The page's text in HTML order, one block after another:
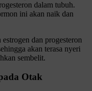
dalam tubuh.
ini akan naik dan
dan progesteron
akan terasa nyeri
sembelit.
Otak